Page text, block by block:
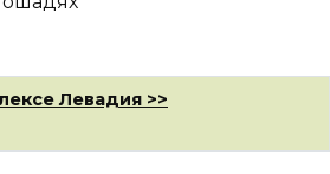
Левадия >>